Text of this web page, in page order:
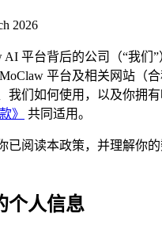
2026
AI 平台背后的公司（“我们
平台及相关网站（
我们如何使用，以及你拥有
》 共同适用。
已阅读本政策，并理解你
个人信息